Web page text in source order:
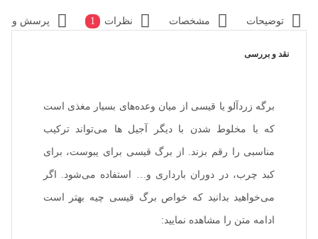
توضیحات مشخصات نظرات 1 پرسش و
نقد و بررسی
برگه زردآلو یا قیسی از میان وعده‌های بسیار مغذی است
که با مخلوط شدن با دیگر آجیل ها می‌تواند ترکیب
مناسبی را رقم بزند. از برگ قیسی برای یبوست، برای
کبد چرب، در دوران بارداری و… استفاده می‌شود. اگر
می‌خواهید بدانید که خواص برگ قیسی چیه بهتر است
ادامه متن را مشاهده نمایید: